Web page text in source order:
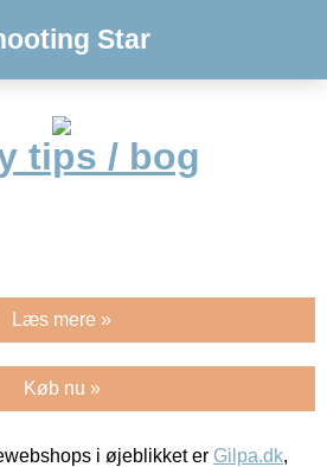
Star
tips / bog
Læs mere »
Køb nu »
i øjeblikket er Gilpa.dk,